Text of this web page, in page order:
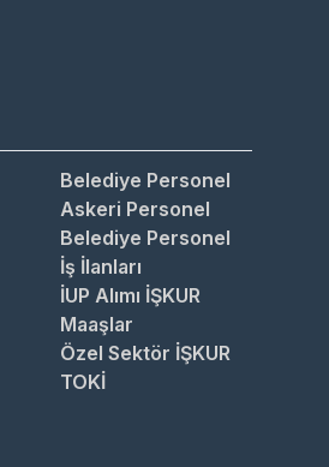
Belediye Personel
Askeri Personel
Belediye Personel
İş İlanları
İUP Alımı İŞKUR
Maaşlar
Özel Sektör İŞKUR
TOKİ